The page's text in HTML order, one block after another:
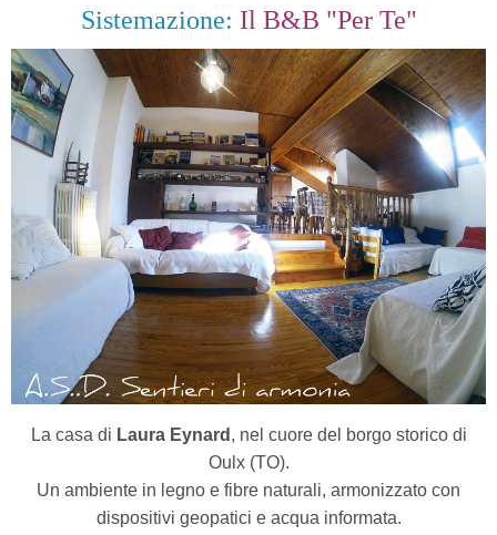
Sistemazione: Il B&B "Per Te"
La casa di Laura Eynard , nel cuore del borgo storico di
Oulx (TO).
Un ambiente in legno e fibre naturali, armonizzato con
dispositivi geopatici e acqua informata.